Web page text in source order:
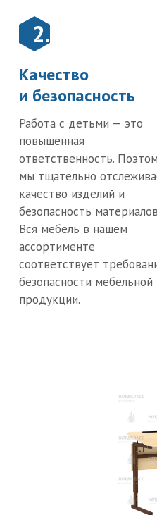
2.
Качество
и безопасность
Работа с детьми — это
повышенная
ответственность.
мы тщательно
качество изделий и
безопасность
Вся мебель в нашем
ассортименте
соответствует
безопасности мебельной
продукции.